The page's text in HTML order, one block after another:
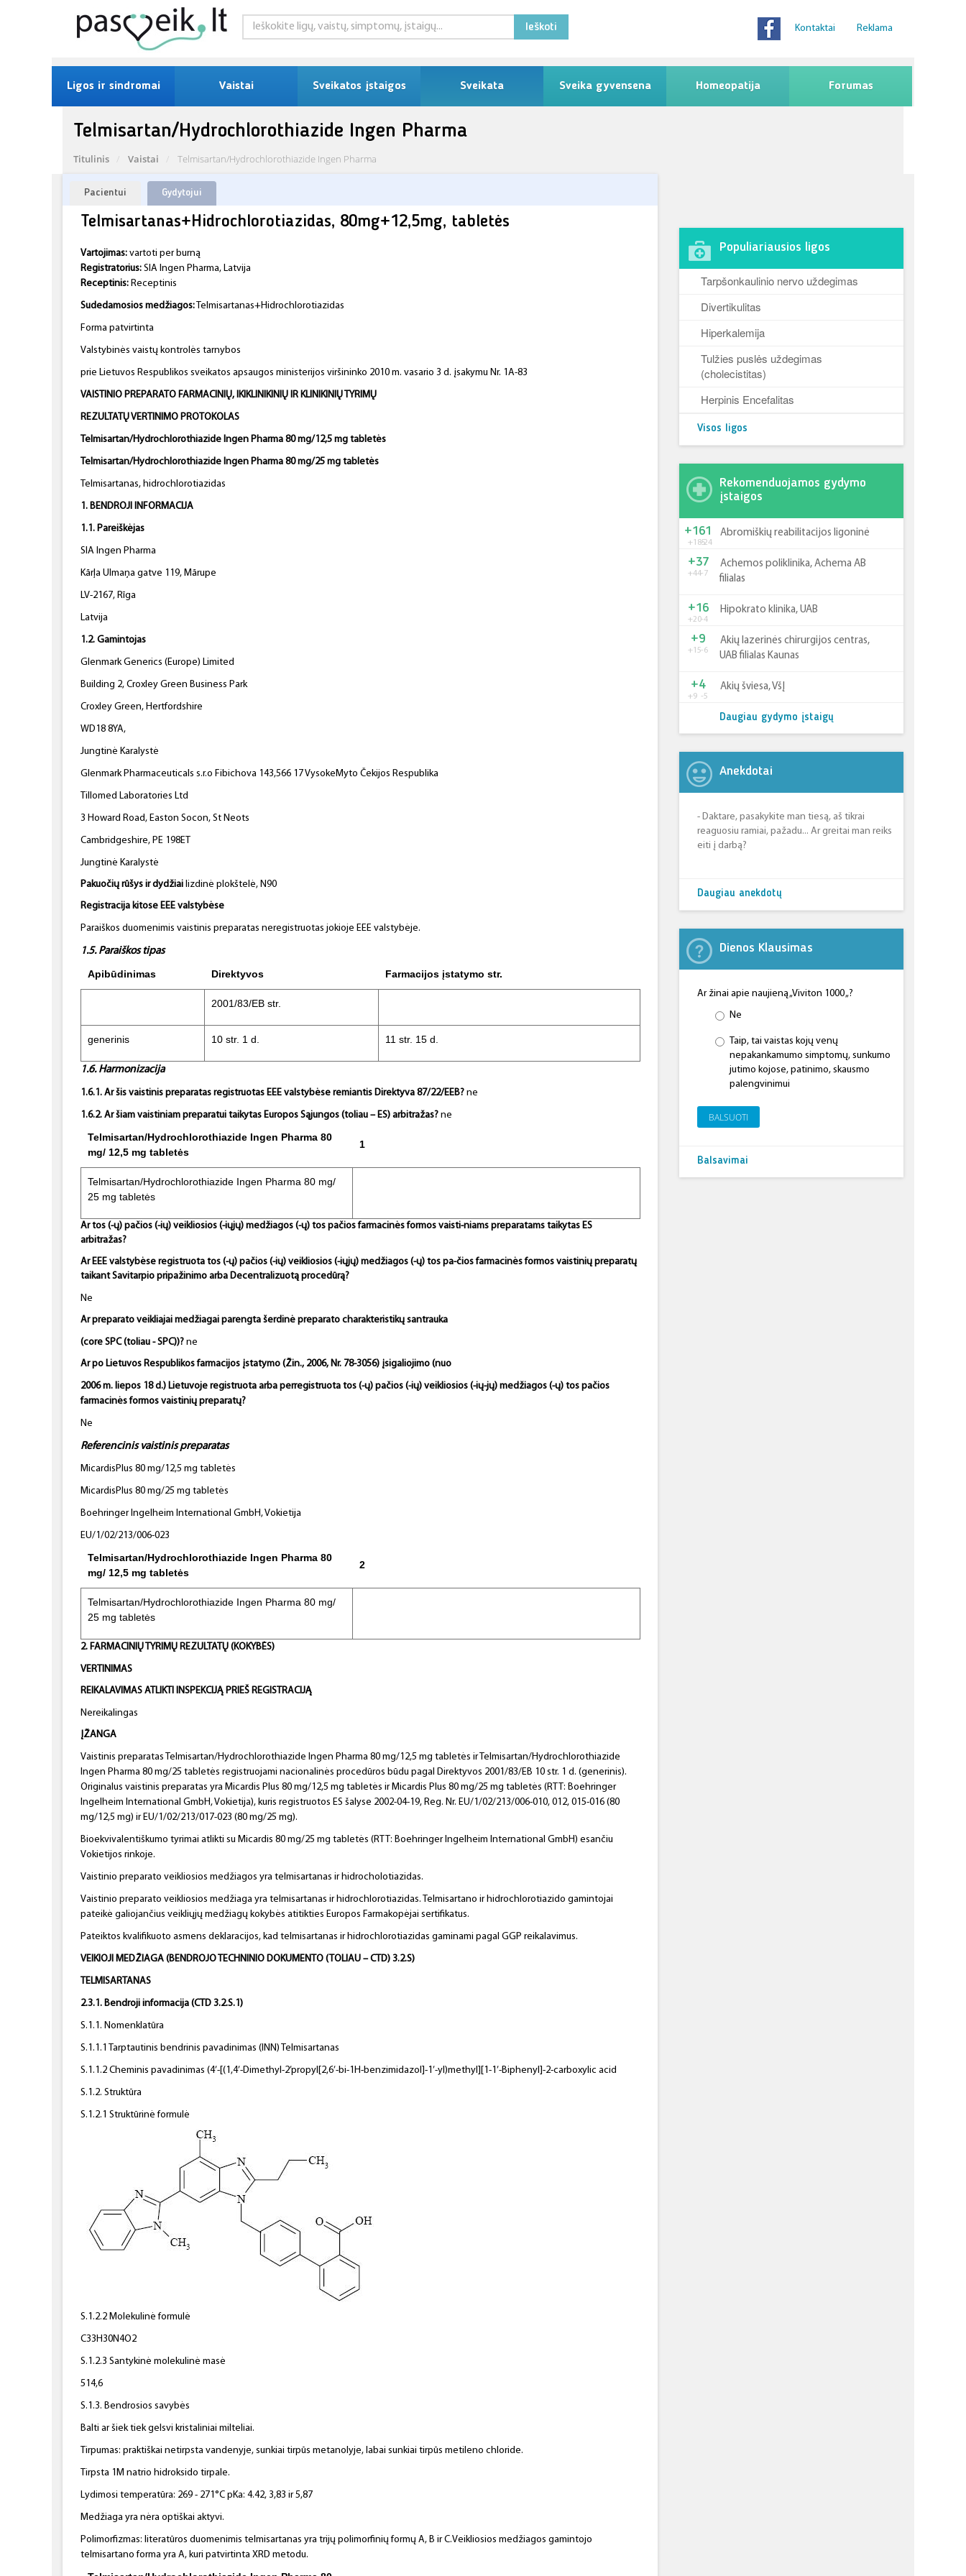
Ieškoti Kontaktai Reklama
Ligos ir sindromai Vaistai Sveikatos įstaigos Sveikata Sveika gyvensena Homeopatija Forumas
Telmisartan/Hydrochlorothiazide Ingen Pharma
Titulinis Vaistai Telmisartan/Hydrochlorothiazide Ingen Pharma
Pacientui Gydytojui
Telmisartanas+Hidrochlorotiazidas, 80mg+12,5mg, tabletės
Vartojimas: vartoti per burną
Registratorius: SIA Ingen Pharma, Latvija
Receptinis: Receptinis
Sudedamosios medžiagos: Telmisartanas+Hidrochlorotiazidas
Forma patvirtinta
Valstybinės vaistų kontrolės tarnybos
prie Lietuvos Respublikos sveikatos apsaugos ministerijos viršininko 2010 m. vasario 3 d. įsakymu Nr. 1A-83
VAISTINIO PREPARATO FARMACINIŲ, IKIKLINIKINIŲ IR KLINIKINIŲ TYRIMŲ
REZULTATŲ VERTINIMO PROTOKOLAS
Telmisartan/Hydrochlorothiazide Ingen Pharma 80 mg/12,5 mg tabletės
Telmisartan/Hydrochlorothiazide Ingen Pharma 80 mg/25 mg tabletės
Telmisartanas, hidrochlorotiazidas
1. BENDROJI INFORMACIJA
1.1. Pareiškėjas
SIA Ingen Pharma
Kārļa Ulmaņa gatve 119, Mārupe
LV-2167, Rīga
Latvija
1.2. Gamintojas
Glenmark Generics (Europe) Limited
Building 2, Croxley Green Business Park
Croxley Green, Hertfordshire
WD18 8YA,
Jungtinė Karalystė
Glenmark Pharmaceuticals s.r.o Fibichova 143,566 17 VysokeMyto Čekijos Respublika
Tillomed Laboratories Ltd
3 Howard Road, Easton Socon, St Neots
Cambridgeshire, PE 198ET
Jungtinė Karalystė
Pakuočių rūšys ir dydžiai lizdinė plokštelė, N90
Registracija kitose EEE valstybėse
Paraiškos duomenimis vaistinis preparatas neregistruotas jokioje EEE valstybėje.
1.5. Paraiškos tipas
Apibūdinimas
Direktyvos Farmacijos įstatymo str.
2001/83/EB str.
generinis 10 str. 1 d. 11 str. 15 d.
1.6. Harmonizacija
1.6.1. Ar šis vaistinis preparatas registruotas EEE valstybėse remiantis Direktyva 87/22/EEB? ne
1.6.2. Ar šiam vaistiniam preparatui taikytas Europos Sąjungos (toliau – ES) arbitražas? ne
Telmisartan/Hydrochlorothiazide Ingen Pharma 80
mg/ 12,5 mg tabletės
1
Telmisartan/Hydrochlorothiazide Ingen Pharma 80 mg/
25 mg tabletės
Ar tos (-ų) pačios (-ių) veikliosios (-iųjų) medžiagos (-ų) tos pačios farmacinės formos vaisti-niams preparatams taikytas ES
arbitražas?
Ar EEE valstybėse registruota tos (-ų) pačios (-ių) veikliosios (-iųjų) medžiagos (-ų) tos pa-čios farmacinės formos vaistinių preparatų
taikant Savitarpio pripažinimo arba Decentralizuotą procedūrą?
Ne
Ar preparato veikliajai medžiagai parengta šerdinė preparato charakteristikų santrauka
(core SPC (toliau - SPC))? ne
Ar po Lietuvos Respublikos farmacijos įstatymo (Žin., 2006, Nr. 78-3056) įsigaliojimo (nuo
2006 m. liepos 18 d.) Lietuvoje registruota arba perregistruota tos (-ų) pačios (-ių) veikliosios (-ių-jų) medžiagos (-ų) tos pačios
farmacinės formos vaistinių preparatų?
Ne
Referencinis vaistinis preparatas
MicardisPlus 80 mg/12,5 mg tabletės
MicardisPlus 80 mg/25 mg tabletės
Boehringer Ingelheim International GmbH, Vokietija
EU/1/02/213/006-023
Telmisartan/Hydrochlorothiazide Ingen Pharma 80
mg/ 12,5 mg tabletės
2
Telmisartan/Hydrochlorothiazide Ingen Pharma 80 mg/
25 mg tabletės
2. FARMACINIŲ TYRIMŲ REZULTATŲ (KOKYBĖS)
VERTINIMAS
REIKALAVIMAS ATLIKTI INSPEKCIJĄ PRIEŠ REGISTRACIJĄ
Nereikalingas
ĮŽANGA
Vaistinis preparatas Telmisartan/Hydrochlorothiazide Ingen Pharma 80 mg/12,5 mg tabletės ir Telmisartan/Hydrochlorothiazide
Ingen Pharma 80 mg/25 tabletės registruojami nacionalinės procedūros būdu pagal Direktyvos 2001/83/EB 10 str. 1 d. (generinis).
Originalus vaistinis preparatas yra Micardis Plus 80 mg/12,5 mg tabletės ir Micardis Plus 80 mg/25 mg tabletės (RTT: Boehringer
Ingelheim International GmbH, Vokietija), kuris registruotos ES šalyse 2002-04-19, Reg. Nr. EU/1/02/213/006-010, 012, 015-016 (80
mg/12,5 mg) ir EU/1/02/213/017-023 (80 mg/25 mg).
Bioekvivalentiškumo tyrimai atlikti su Micardis 80 mg/25 mg tabletės (RTT: Boehringer Ingelheim International GmbH) esančiu
Vokietijos rinkoje.
Vaistinio preparato veikliosios medžiagos yra telmisartanas ir hidrocholotiazidas.
Vaistinio preparato veikliosios medžiaga yra telmisartanas ir hidrochlorotiazidas. Telmisartano ir hidrochlorotiazido gamintojai
pateikė galiojančius veikliųjų medžiagų kokybės atitikties Europos Farmakopėjai sertifikatus.
Pateiktos kvalifikuoto asmens deklaracijos, kad telmisartanas ir hidrochlorotiazidas gaminami pagal GGP reikalavimus.
VEIKIOJI MEDŽIAGA (BENDROJO TECHNINIO DOKUMENTO (TOLIAU – CTD) 3.2.S)
TELMISARTANAS
2.3.1. Bendroji informacija (CTD 3.2.S.1)
S.1.1. Nomenklatūra
S.1.1.1 Tarptautinis bendrinis pavadinimas (INN) Telmisartanas
S.1.1.2 Cheminis pavadinimas (4’-[(1,4’-Dimethyl-2’propyl[2,6’-bi-1H-benzimidazol]-1’-yl)methyl][1-1’-Biphenyl]-2-carboxylic acid
S.1.2. Struktūra
S.1.2.1 Struktūrinė formulė
S.1.2.2 Molekulinė formulė
C33H30N4O2
S.1.2.3 Santykinė molekulinė masė
514,6
S.1.3. Bendrosios savybės
Balti ar šiek tiek gelsvi kristaliniai milteliai.
Tirpumas: praktiškai netirpsta vandenyje, sunkiai tirpūs metanolyje, labai sunkiai tirpūs metileno chloride.
Tirpsta 1M natrio hidroksido tirpale.
Lydimosi temperatūra: 269 - 271°C pKa: 4.42, 3,83 ir 5,87
Medžiaga yra nėra optiškai aktyvi.
Polimorfizmas: literatūros duomenimis telmisartanas yra trijų polimorfinių formų A, B ir C.Veikliosios medžiagos gamintojo
telmisartano forma yra A, kuri patvirtinta XRD metodu.
Populiariausios ligos
Tarpšonkaulinio nervo uždegimas
Divertikulitas
Hiperkalemija
Tulžies puslės uždegimas
(cholecistitas)
Herpinis Encefalitas
Visos ligos
Rekomenduojamos gydymo
įstaigos
+185-24
+161 Abromiškių reabilitacijos ligoninė
+44-7
+37
Achemos poliklinika, Achema AB
filialas
+20-4
+16 Hipokrato klinika, UAB
+15-6
+9
Akių lazerinės chirurgijos centras,
UAB filialas Kaunas
+9 -5
+4 Akių šviesa, VšĮ
Daugiau gydymo įstaigų
Anekdotai
- Daktare, pasakykite man tiesą, aš tikrai
reaguosiu ramiai, pažadu... Ar greitai man reiks
eiti į darbą?
Daugiau anekdotų
Dienos Klausimas
Ar žinai apie naujieną „Viviton 1000 „?
Ne
Taip, tai vaistas kojų venų
nepakankamumo simptomų, sunkumo
jutimo kojose, patinimo, skausmo
palengvinimui
BALSUOTI
Balsavimai